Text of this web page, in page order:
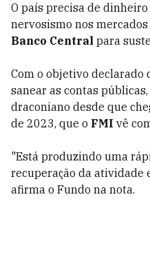
O país precisa de
nervosismo nos
Banco Central para
Com o objetivo declarado
sanear as contas públicas,
draconiano desde que
de 2023, que o FMI vê
"Está produzindo uma
recuperação da atividade
afirma o Fundo na nota.